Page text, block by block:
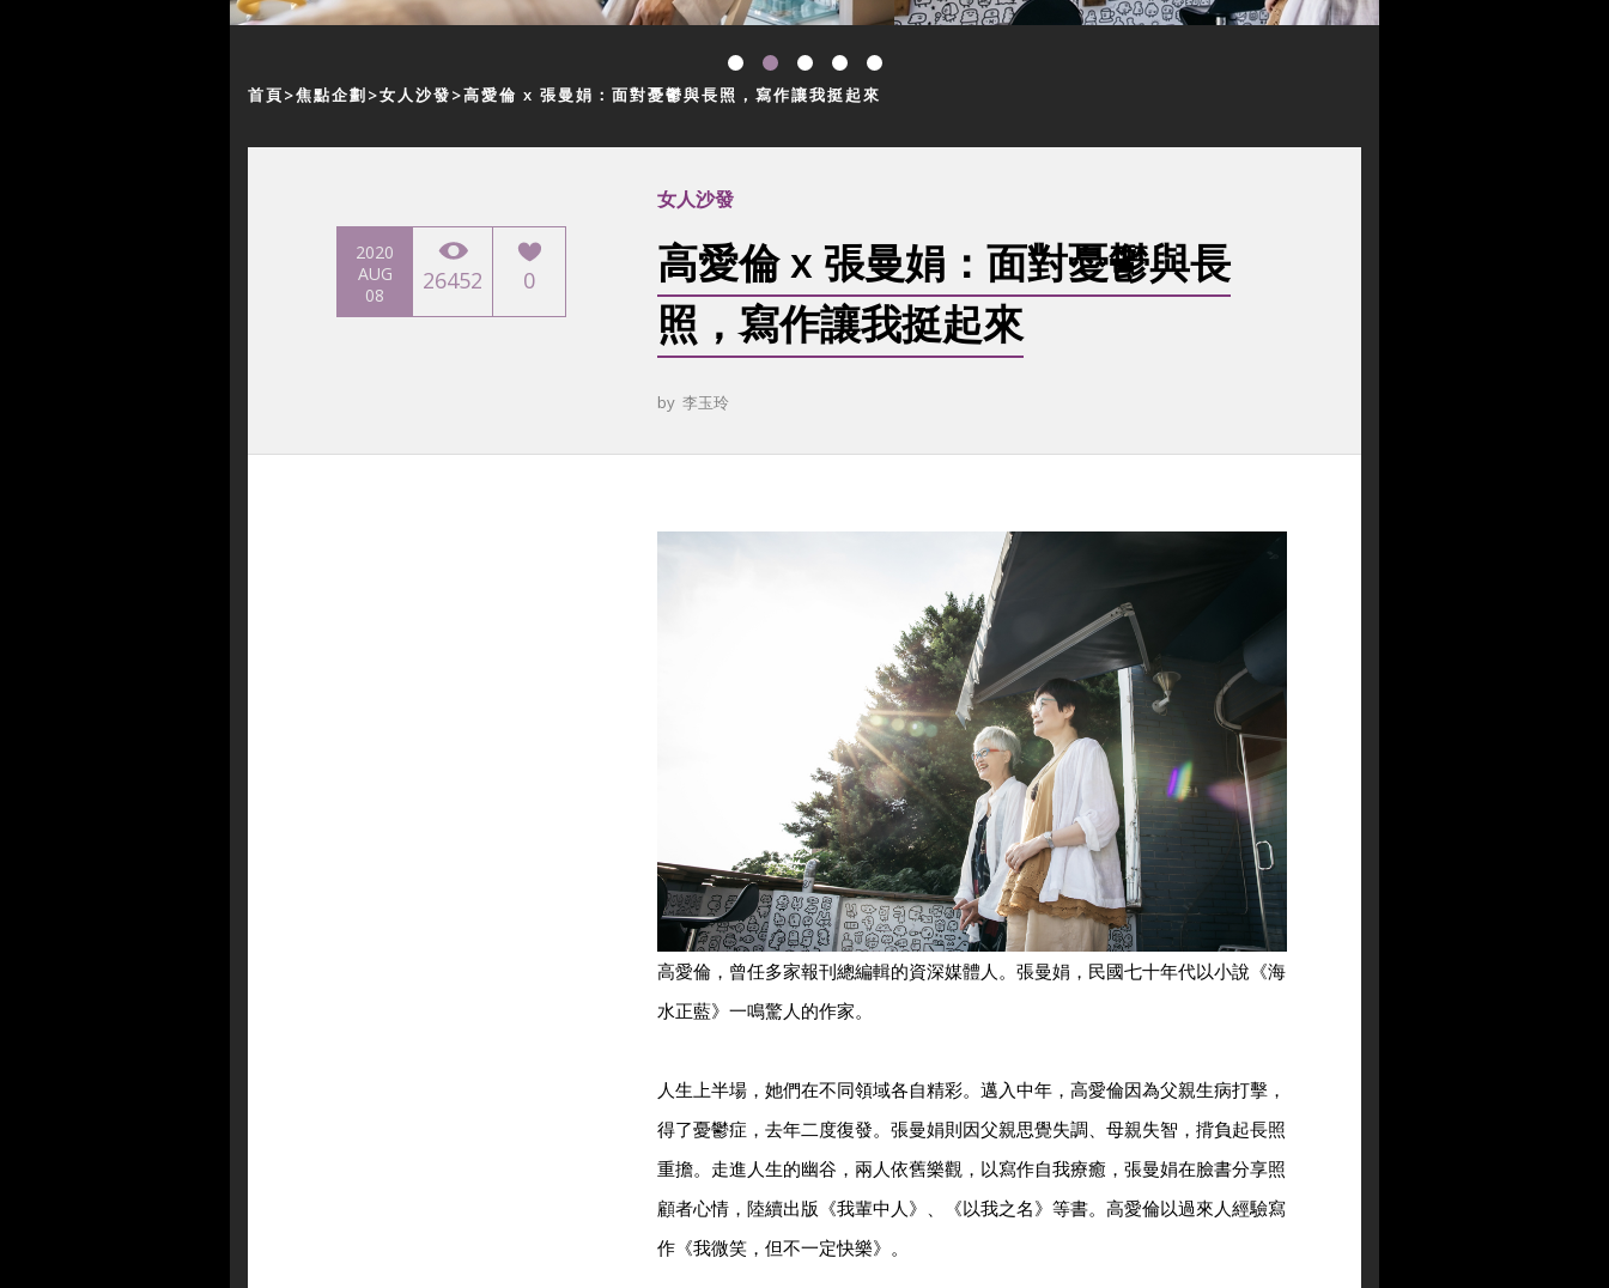
首頁 焦點企劃 女人沙發 高愛倫 x 張曼娟：面對憂鬱與長照，寫作讓我挺起來
2020
AUG
08
26452 0
女人沙發
高愛倫 x 張曼娟：面對憂鬱與長
照，寫作讓我挺起來
by 李玉玲
高愛倫，曾任多家報刊總編輯的資深媒體人。張曼娟，民國七十年代以小說《海
水正藍》一鳴驚人的作家。
人生上半場，她們在不同領域各自精彩。邁入中年，高愛倫因為父親生病打擊，
得了憂鬱症，去年二度復發。張曼娟則因父親思覺失調、母親失智，揹負起長照
重擔。走進人生的幽谷，兩人依舊樂觀，以寫作自我療癒，張曼娟在臉書分享照
顧者心情，陸續出版《我輩中人》、《以我之名》等書。高愛倫以過來人經驗寫
作《我微笑，但不一定快樂》。